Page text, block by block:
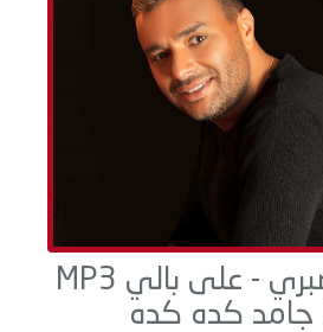
اغنية رامي صبري - على بالي MP3
جامد كده كده